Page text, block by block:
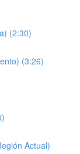
(2:30)
(3:26)
Actual)